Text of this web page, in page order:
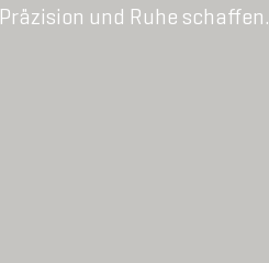
Präzision und Ruhe schaffen.